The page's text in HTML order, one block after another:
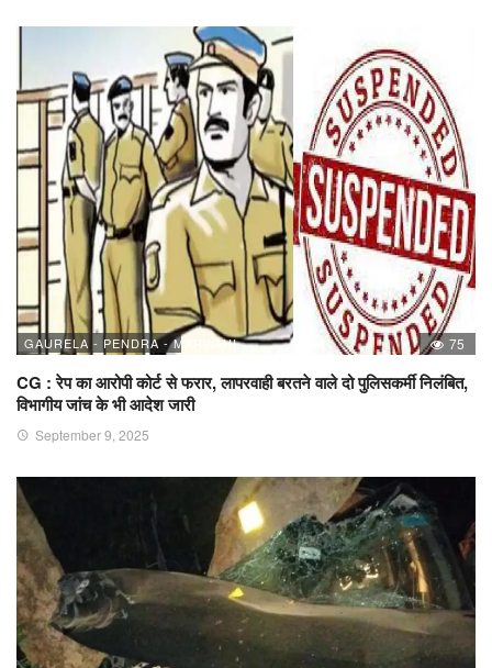
GAURELA - PENDRA - MARWAHI 75
CG : रेप का आरोपी कोर्ट से फरार, लापरवाही बरतने वाले दो पुलिसकर्मी निलंबित,
विभागीय जांच के भी आदेश जारी
September 9, 2025